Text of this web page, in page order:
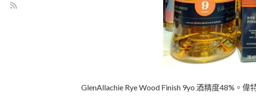
GlenAllachie Rye Wood Finish 9yo 酒精度48%。